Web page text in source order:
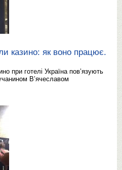
казино: як воно працює.
при готелі Україна пов’язують
В’ячеславом